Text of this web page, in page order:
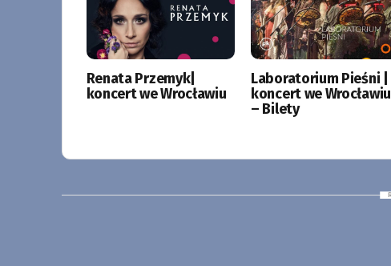
Renata Przemyk|
koncert we Wrocławiu
Laboratorium Pieśni |
koncert we Wrocławiu
– Bilety